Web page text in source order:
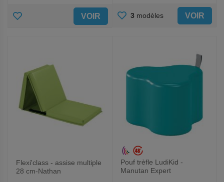
AJOUTER VOIR AJOUTER
3 modèles VOIR
Flexi'class - assise multiple
28 cm-Nathan
Pouf trèfle LudiKid -
Manutan Expert